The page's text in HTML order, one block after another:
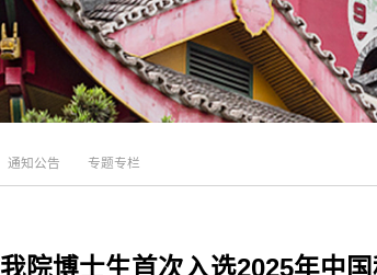
通知公告 专题专栏
我院博士生首次入选2025年中